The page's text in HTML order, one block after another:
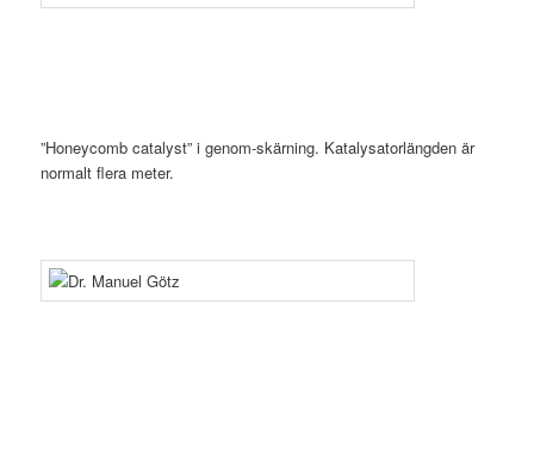
”Honeycomb catalyst” i genom-skärning. Katalysatorlängden är
normalt flera meter.